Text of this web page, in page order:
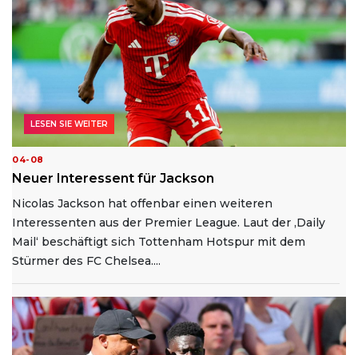
04-08
Neuer Interessent für Jackson
Nicolas Jackson hat offenbar einen weiteren
Interessenten aus der Premier League. Laut der ‚Daily
Mail‘ beschäftigt sich Tottenham Hotspur mit dem
Stürmer des FC Chelsea....
LESEN SIE WEITER